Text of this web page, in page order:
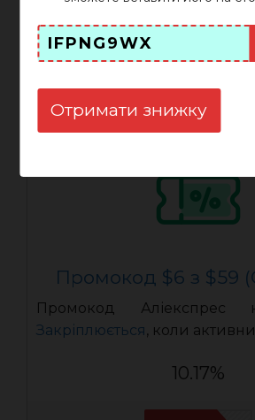
Промокод $6 з $59
Промокод Аліекспрес
Закріплюється, коли
10.17%
IFPNG9WX
Отримати знижку